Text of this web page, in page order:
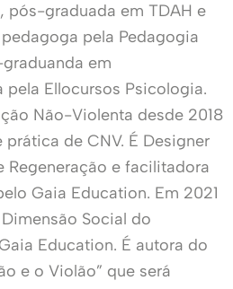
pós-graduada em TDAH e
pela Pedagogia
em
Ellocursos Psicologia.
Não-Violenta desde 2018
de CNV. É Designer
Regeneração e facilitadora
Gaia Education. Em 2021
Social do
Education. É autora do
e o Violão” que será